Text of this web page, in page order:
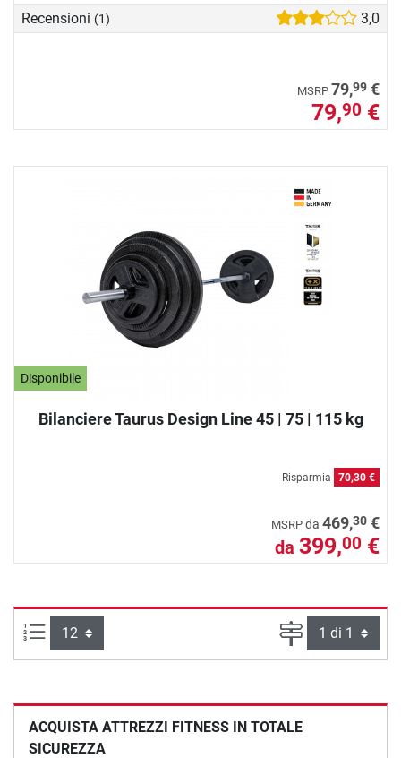
Recensioni (1) 3,0
MSRP 79,99 €
79,90 €
Disponibile
Bilanciere Taurus Design Line 45 | 75 | 115 kg
Risparmia 70,30 €
MSRP da 469,30 €
da 399,00 €
Articoli per pagina: Pagina
ACQUISTA ATTREZZI FITNESS IN TOTALE
SICUREZZA